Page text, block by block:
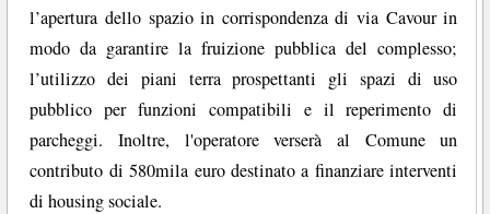
l’apertura dello spazio in corrispondenza di via Cavour in
modo da garantire la fruizione pubblica del complesso;
l’utilizzo dei piani terra prospettanti gli spazi di uso
pubblico per funzioni compatibili e il reperimento di
parcheggi. Inoltre, l'operatore verserà al Comune un
contributo di 580mila euro destinato a finanziare interventi
di housing sociale.